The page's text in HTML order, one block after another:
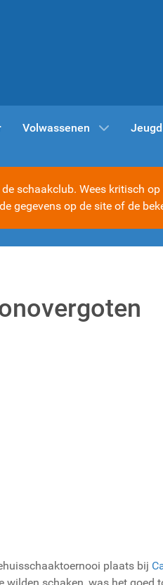
Volwassenen Jeugd
schaakclub. Wees kritisch
gegevens op de site of de
plaats bij